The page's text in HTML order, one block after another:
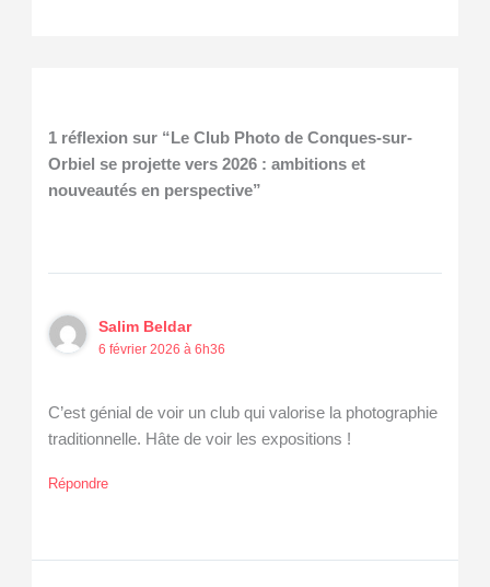
1 réflexion sur “Le Club Photo de Conques-sur-
Orbiel se projette vers 2026 : ambitions et
nouveautés en perspective”
Salim Beldar
6 février 2026 à 6h36
C’est génial de voir un club qui valorise la photographie
traditionnelle. Hâte de voir les expositions !
Répondre